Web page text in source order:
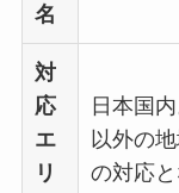
名
対
応
エ
リ
日本国
以外の
の対応と